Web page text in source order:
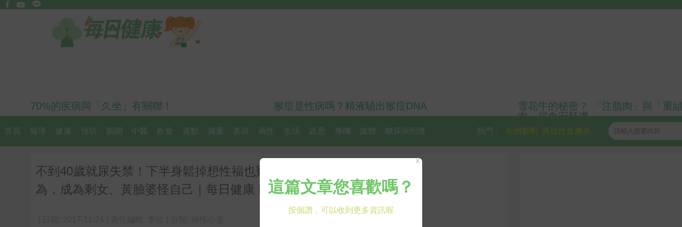
70%的疾病與「久坐」有關聯！ 猴痘是性病嗎？精液驗出猴痘DNA
雪花牛的秘密？ 「注脂肉」與「重
肉」揭食安疑慮
首頁 報導 健康 預防 新聞 中醫 飲食 運動 減重 美容 兩性 生活 迷思 專欄 媒體 糖尿病照護 異位性皮膚炎
生物製劑
熱門：
不到40歲就尿失禁！下半身鬆掉想性福也難，名醫：不戒3大NG行
為，成為剩女、黃臉婆怪自己｜每日健康 Health
X